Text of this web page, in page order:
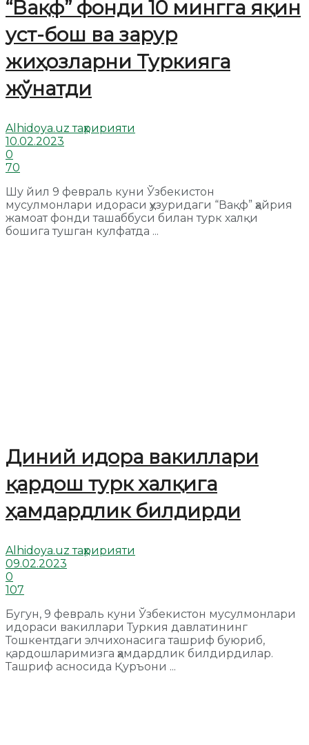
“Вақф” фонди 10 мингга яқин
уст-бош ва зарур
жиҳозларни Туркияга
жўнатди
Alhidoya.uz таҳририяти
10.02.2023
0
70
Шу йил 9 февраль куни Ўзбекистон
мусулмонлари идораси ҳузуридаги “Вақф” ҳайрия
жамоат фонди ташаббуси билан турк халқи
бошига тушган кулфатда ...
Диний идора вакиллари
қардош турк халқига
ҳамдардлик билдирди
Alhidoya.uz таҳририяти
09.02.2023
0
107
Бугун, 9 февраль куни Ўзбекистон мусулмонлари
идораси вакиллари Туркия давлатининг
Тошкентдаги элчихонасига ташриф буюриб,
қардошларимизга ҳамдардлик билдирдилар.
Ташриф асносида Қуръони ...